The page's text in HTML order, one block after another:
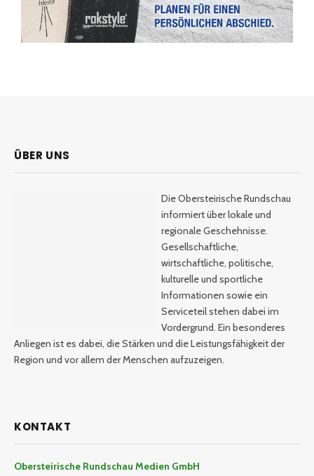
ÜBER UNS
Die Obersteirische Rundschau
informiert über lokale und
regionale Geschehnisse.
Gesellschaftliche,
wirtschaftliche, politische,
kulturelle und sportliche
Informationen sowie ein
Serviceteil stehen dabei im
Vordergrund. Ein besonderes
Anliegen ist es dabei, die Stärken und die Leistungsfähigkeit der
Region und vor allem der Menschen aufzuzeigen.
KONTAKT
Obersteirische Rundschau Medien GmbH